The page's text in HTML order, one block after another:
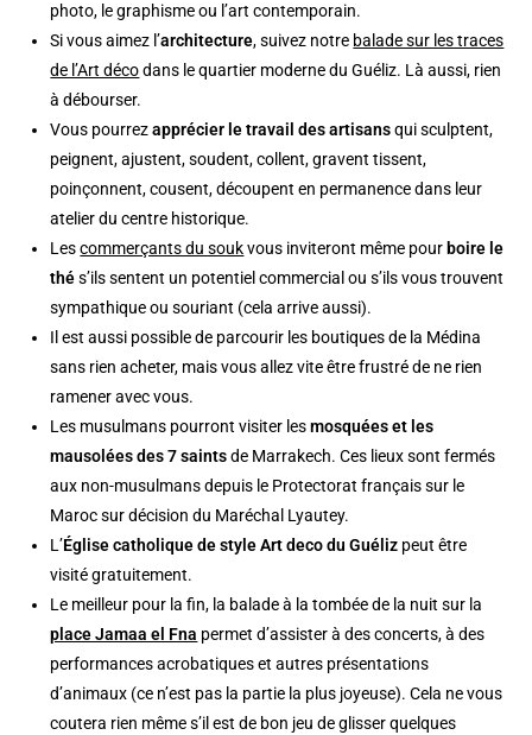
photo, le graphisme ou l’art contemporain.
Si vous aimez l’architecture, suivez notre balade sur les traces
de l’Art décodans le quartier moderne du Guéliz. Là aussi, rien
à débourser.
Vous pourrezapprécier le travail des artisansqui sculptent,
peignent, ajustent, soudent, collent, gravent tissent,
poinçonnent, cousent, découpent en permanence dans leur
atelier du centre historique.
Lescommerçants du soukvous inviteront même pour boire le
thés’ils sentent un potentiel commercial ou s’ils vous trouvent
sympathique ou souriant (cela arrive aussi).
Il est aussi possible de parcourir les boutiques de la Médina
sans rien acheter, mais vous allez vite être frustré de ne rien
ramener avec vous.
Les musulmans pourront visiter lesmosquées et les
mausolées des 7 saintsde Marrakech. Ces lieux sont fermés
aux non-musulmans depuis le Protectorat français sur le
Maroc sur décision du Maréchal Lyautey.
L’Église catholique de style Art deco du Guéliz peut être
visité gratuitement.
Le meilleur pour la fin, la balade à la tombée de la nuit sur la
place Jamaa el Fna permet d’assister à des concerts, à des
performances acrobatiques et autres présentations
d’animaux (ce n’est pas la partie la plus joyeuse). Cela ne vous
coutera rien même s’il est de bon jeu de glisser quelques